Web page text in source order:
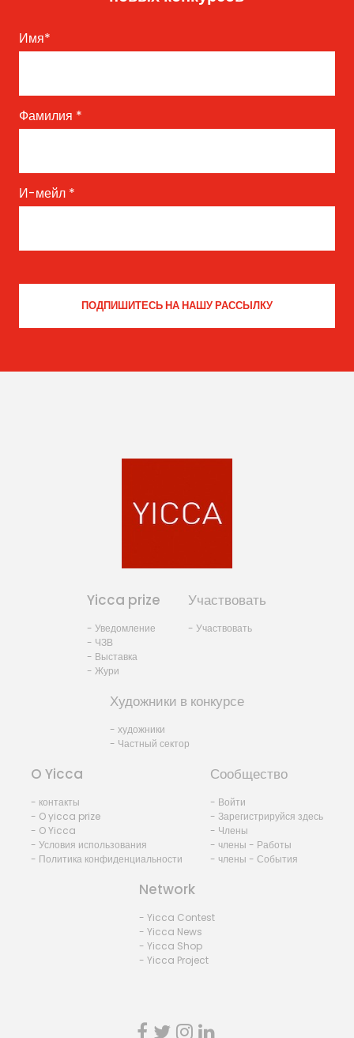
Имя*
Фамилия *
И-мейл *
Yicca prize
- Уведомление
- ЧЗВ
- Выставка
- Жури
Участвовать
- Участвовать
Художники в конкурсе
- художники
- Частный сектор
O Yicca
- контакты
- O yicca prize
- O Yicca
- Условия использования
- Политика конфиденциальности
Сообщество
- Войти
- Зарегистрируйся здесь
- Члены
- члены - Работы
- члены - События
Network
- Yicca Contest
- Yicca News
- Yicca Shop
- Yicca Project